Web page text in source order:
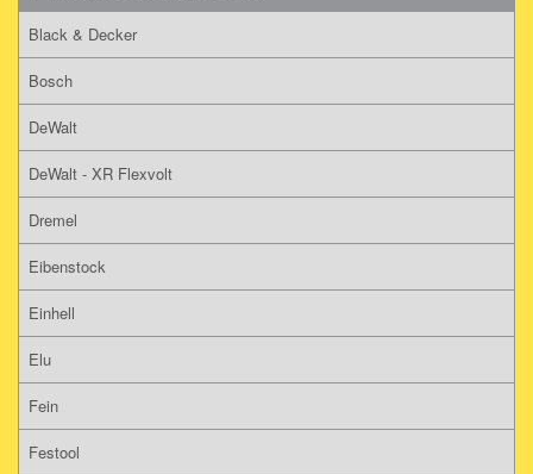
Black & Decker
Bosch
DeWalt
DeWalt - XR Flexvolt
Dremel
Eibenstock
Einhell
Elu
Fein
Festool